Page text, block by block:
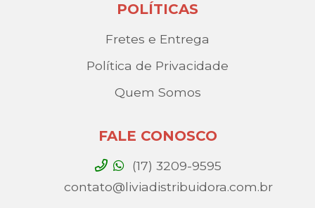
POLÍTICAS
Fretes e Entrega
Política de Privacidade
Quem Somos
FALE CONOSCO
(17) 3209-9595
contato@liviadistribuidora.com.br